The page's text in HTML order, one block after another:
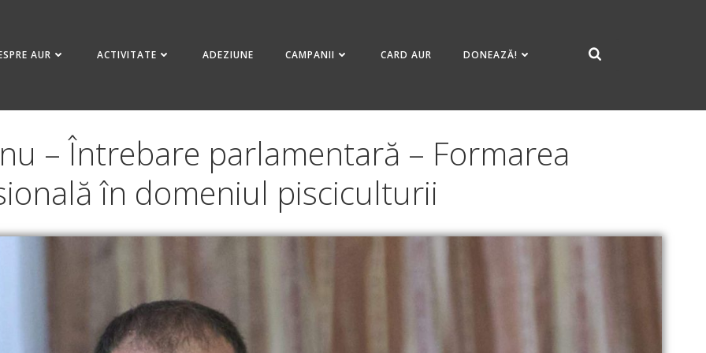
AUR ACTIVITATE ADEZIUNE CAMPANII CARD AUR DONEAZĂ!
– Întrebare parlamentară – Formarea
în domeniul pisciculturii